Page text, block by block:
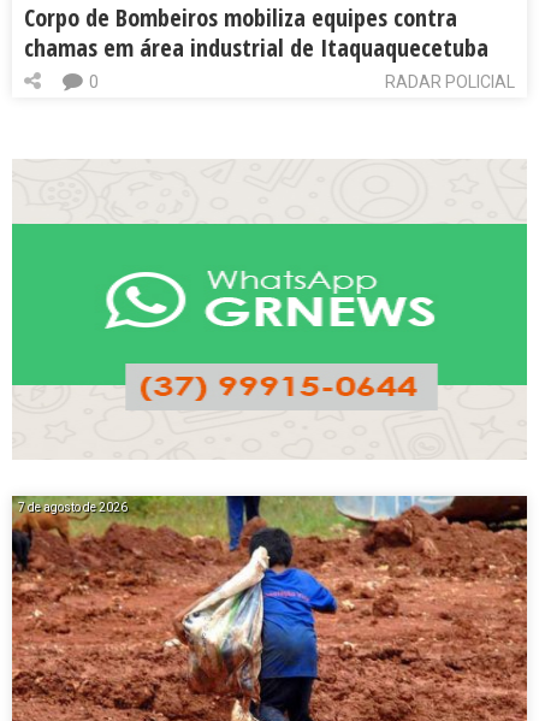
Corpo de Bombeiros mobiliza equipes contra
chamas em área industrial de Itaquaquecetuba
RADAR POLICIAL
0
7 de agosto de 2026